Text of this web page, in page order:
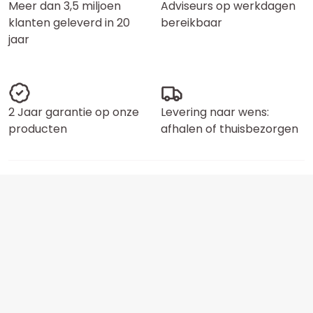
Meer dan 3,5 miljoen
klanten geleverd in 20
jaar
Adviseurs op werkdagen
bereikbaar
2 Jaar garantie op onze
producten
Levering naar wens:
afhalen of thuisbezorgen